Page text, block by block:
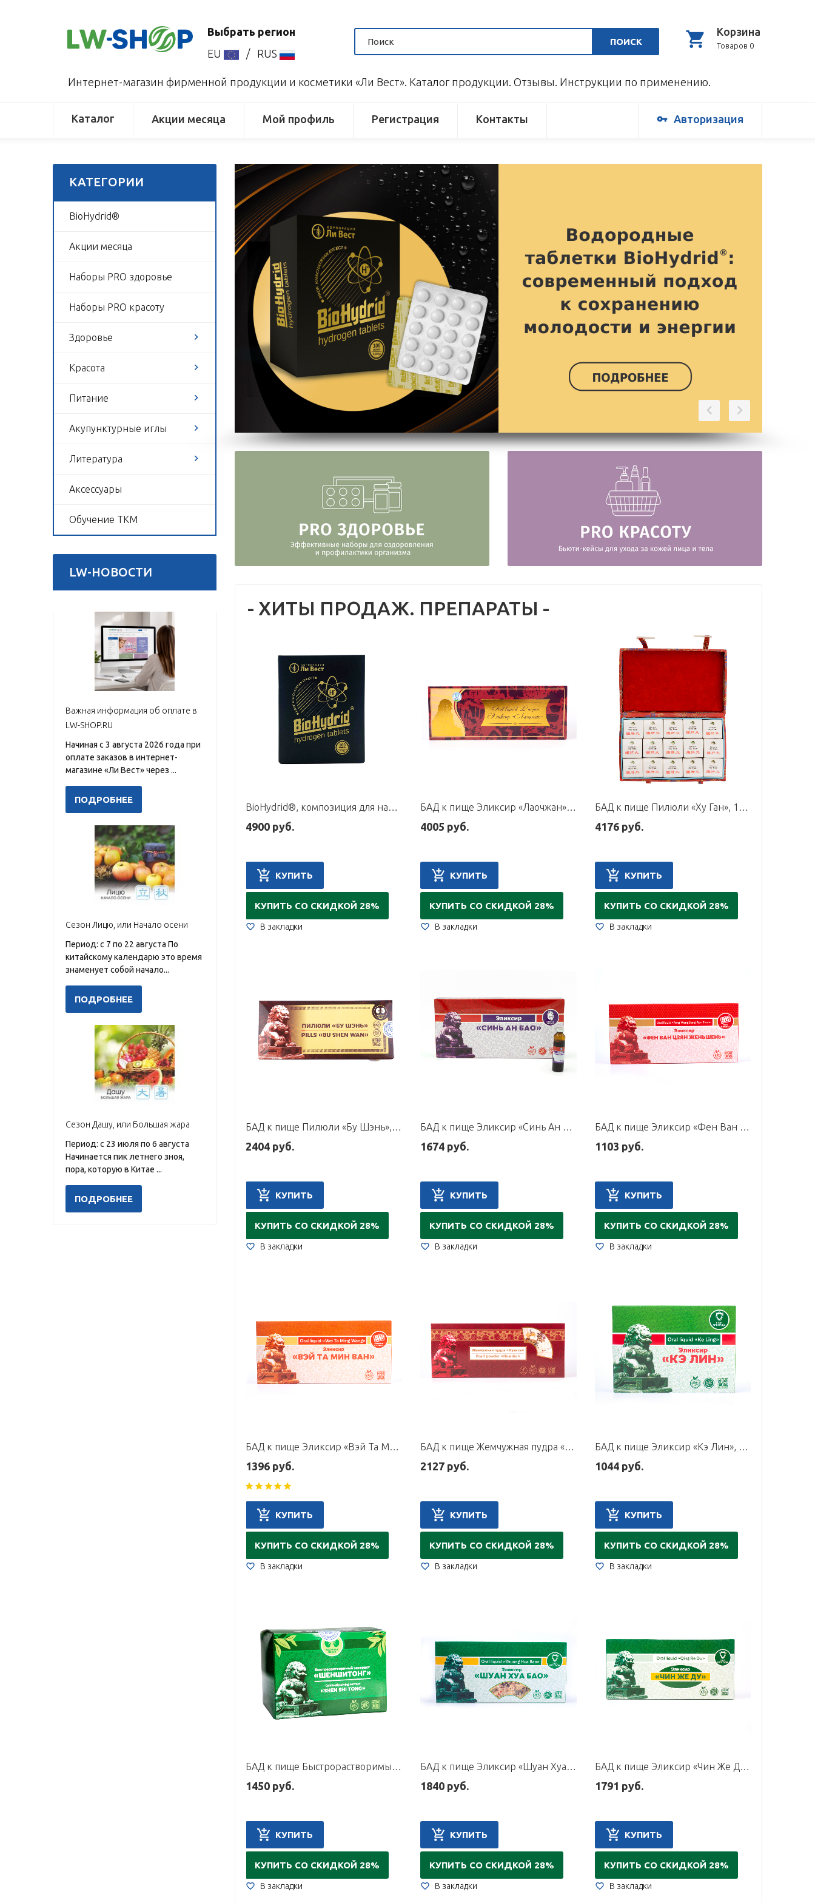
Корзина
Товаров 0
ПОИСК
Выбрать регион
EU
/ RUS
Интернет-магазин фирменной продукции и косметики «Ли Вест». Каталог продукции. Отзывы. Инструкции по применению.
Каталог Акции месяца Мой профиль Регистрация Контакты Авторизация
КАТЕГОРИИ
BioHydrid®
Акции месяца
Наборы PRO здоровье
Наборы PRO красоту
Здоровье
Красота
Питание
Акупунктурные иглы
Литература
Аксессуары
Обучение ТКМ
LW-НОВОСТИ
Важная информация об оплате в
LW-SHOP.RU
Начиная с 3 августа 2026 года при
оплате заказов в интернет-
магазине «Ли Вест» через ...
ПОДРОБНЕЕ
Сезон Лицю, или Начало осени
Период: с 7 по 22 августа По
китайскому календарю это время
знаменует собой начало...
ПОДРОБНЕЕ
Сезон Дашу, или Большая жара
Период: с 23 июля по 6 августа
Начинается пик летнего зноя,
пора, которую в Китае ...
ПОДРОБНЕЕ
- ХИТЫ ПРОДАЖ. ПРЕПАРАТЫ -
BioHydrid®, композиция для насыщения жидкости активными ионами водорода и магнием
4900 руб.
КУПИТЬ
КУПИТЬ СО СКИДКОЙ 28%
В закладки
БАД к пище Эликсир «Лаочжан», 12 флаконов по 10 мл
4005 руб.
КУПИТЬ
КУПИТЬ СО СКИДКОЙ 28%
В закладки
БАД к пище Пилюли «Ху Ган», 15 пилюль по 3 г
4176 руб.
КУПИТЬ
КУПИТЬ СО СКИДКОЙ 28%
В закладки
БАД к пище Пилюли «Бу Шэнь», 10 пилюль по 6 г
2404 руб.
КУПИТЬ
КУПИТЬ СО СКИДКОЙ 28%
В закладки
БАД к пище Эликсир «Синь Ан Бао», 10 флаконов по 10 мл
1674 руб.
КУПИТЬ
КУПИТЬ СО СКИДКОЙ 28%
В закладки
БАД к пище Эликсир «Фен Ван Цзян Женьшень», 10 флаконов по 10 мл
1103 руб.
КУПИТЬ
КУПИТЬ СО СКИДКОЙ 28%
В закладки
БАД к пище Эликсир «Вэй Та Мин Ван», 10 флаконов по 10 мл
1396 руб.
КУПИТЬ
КУПИТЬ СО СКИДКОЙ 28%
В закладки
БАД к пище Жемчужная пудра «Хуанхе», 24 флакона по 300 мг
2127 руб.
КУПИТЬ
КУПИТЬ СО СКИДКОЙ 28%
В закладки
БАД к пище Эликсир «Кэ Лин», 6 флаконов по 10 мл
1044 руб.
КУПИТЬ
КУПИТЬ СО СКИДКОЙ 28%
В закладки
БАД к пище Быстрорастворимый экстракт «Шеншитонг», 10 пакетиков по 15 г
1450 руб.
КУПИТЬ
КУПИТЬ СО СКИДКОЙ 28%
В закладки
БАД к пище Эликсир «Шуан Хуа Бао», 10 флаконов по 10 мл
1840 руб.
КУПИТЬ
КУПИТЬ СО СКИДКОЙ 28%
В закладки
БАД к пище Эликсир «Чин Же Ду», 10 флаконов по 10 мл
1791 руб.
КУПИТЬ
КУПИТЬ СО СКИДКОЙ 28%
В закладки